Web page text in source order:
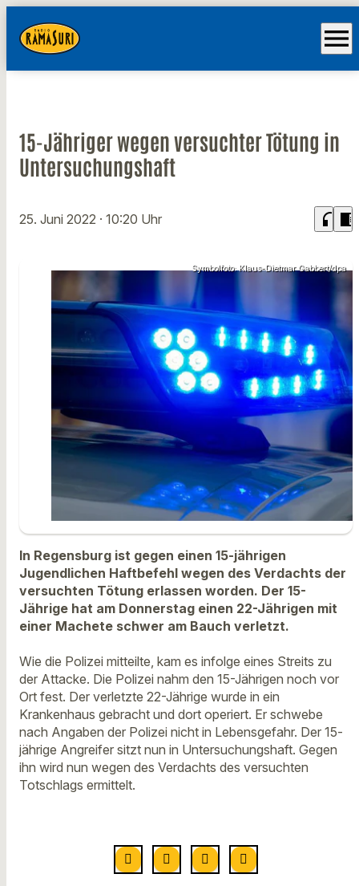
menu
15-Jähriger wegen versuchter Tötung in
Untersuchungshaft
25. Juni 2022 · 10:20 Uhr headphones chrome_reader_mode
Symbolfoto: Klaus-Dietmar Gabbert/dpa
In Regensburg ist gegen einen 15-jährigen
Jugendlichen Haftbefehl wegen des Verdachts der
versuchten Tötung erlassen worden. Der 15-
Jährige hat am Donnerstag einen 22-Jährigen mit
einer Machete schwer am Bauch verletzt.
Wie die Polizei mitteilte, kam es infolge eines Streits zu
der Attacke. Die Polizei nahm den 15-Jährigen noch vor
Ort fest. Der verletzte 22-Jährige wurde in ein
Krankenhaus gebracht und dort operiert. Er schwebe
nach Angaben der Polizei nicht in Lebensgefahr. Der 15-
jährige Angreifer sitzt nun in Untersuchungshaft. Gegen
ihn wird nun wegen des Verdachts des versuchten
Totschlags ermittelt.